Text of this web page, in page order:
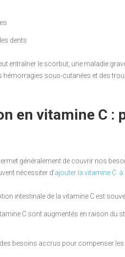
dents
entraîner le scorbut, une maladie
sous-cutanées et des
en vitamine C :
généralement de couvrir nos
nécessiter d’ajouter la vitamine C à
intestinale de la vitamine C est
C sont augmentés en raison du
besoins accrus pour compenser